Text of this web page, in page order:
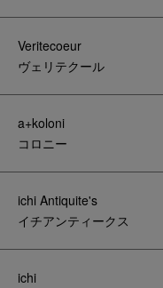
Veritecoeur
ヴェリテクール
a+koloni
コロニー
ichi Antiquite's
イチアンティークス
ichi